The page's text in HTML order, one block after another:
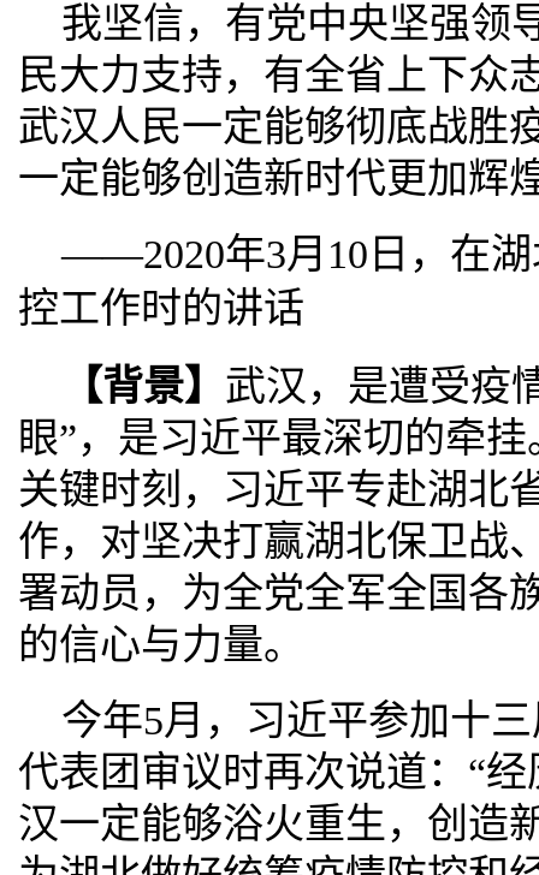
我坚信，有党中央坚强领
民大力支持，有全省上下众
武汉人民一定能够彻底战胜
一定能够创造新时代更加辉
——2020年3月10日，在
控工作时的讲话
【背景】 武汉，是遭受疫
眼”，是习近平最深切的牵
关键时刻，习近平专赴湖北
作，对坚决打赢湖北保卫战
署动员，为全党全军全国各
的信心与力量。
今年5月，习近平参加十
代表团审议时再次说道：“
汉一定能够浴火重生，创造